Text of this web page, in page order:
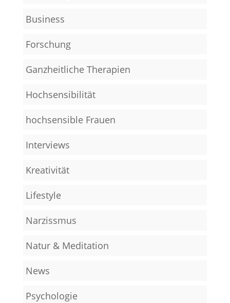
Business
Forschung
Ganzheitliche Therapien
Hochsensibilität
hochsensible Frauen
Interviews
Kreativität
Lifestyle
Narzissmus
Natur & Meditation
News
Psychologie